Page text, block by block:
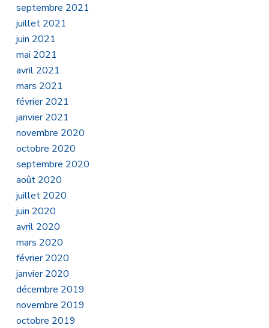
septembre 2021
juillet 2021
juin 2021
mai 2021
avril 2021
mars 2021
février 2021
janvier 2021
novembre 2020
octobre 2020
septembre 2020
août 2020
juillet 2020
juin 2020
avril 2020
mars 2020
février 2020
janvier 2020
décembre 2019
novembre 2019
octobre 2019